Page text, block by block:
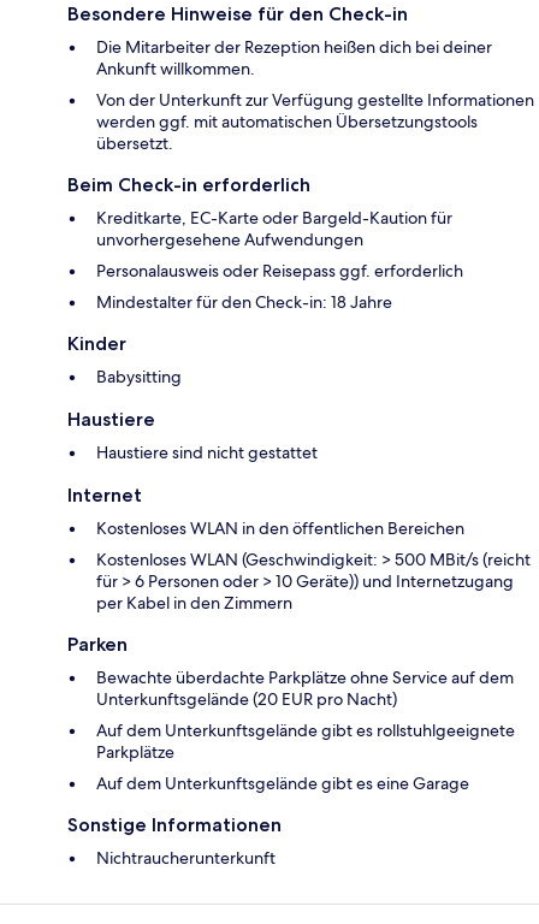
Besondere Hinweise für den Check-in
Die Mitarbeiter der Rezeption heißen dich bei deiner
Ankunft willkommen.
Von der Unterkunft zur Verfügung gestellte Informationen
werden ggf. mit automatischen Übersetzungstools
übersetzt.
Beim Check-in erforderlich
Kreditkarte, EC-Karte oder Bargeld-Kaution für
unvorhergesehene Aufwendungen
Personalausweis oder Reisepass ggf. erforderlich
Mindestalter für den Check-in: 18 Jahre
Kinder
Babysitting
Haustiere
Haustiere sind nicht gestattet
Internet
Kostenloses WLAN in den öffentlichen Bereichen
Kostenloses WLAN (Geschwindigkeit: > 500 MBit/s (reicht
für > 6 Personen oder > 10 Geräte)) und Internetzugang
per Kabel in den Zimmern
Parken
Bewachte überdachte Parkplätze ohne Service auf dem
Unterkunftsgelände (20 EUR pro Nacht)
Auf dem Unterkunftsgelände gibt es rollstuhlgeeignete
Parkplätze
Auf dem Unterkunftsgelände gibt es eine Garage
Sonstige Informationen
Nichtraucherunterkunft